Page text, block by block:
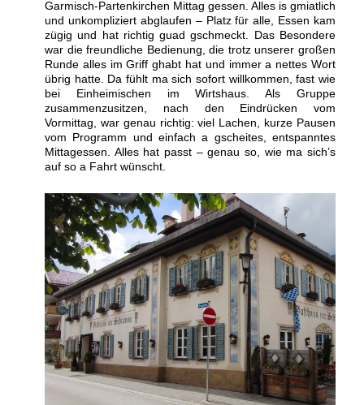
Garmisch-Partenkirchen Mittag gessen. Alles is gmiatlich
und unkompliziert abglaufen – Platz für alle, Essen kam
zügig und hat richtig guad gschmeckt. Das Besondere
war die freundliche Bedienung, die trotz unserer großen
Runde alles im Griff ghabt hat und immer a nettes Wort
übrig hatte. Da fühlt ma sich sofort willkommen, fast wie
bei Einheimischen im Wirtshaus. Als Gruppe
zusammenzusitzen, nach den Eindrücken vom
Vormittag, war genau richtig: viel Lachen, kurze Pausen
vom Programm und einfach a gscheites, entspanntes
Mittagessen. Alles hat passt – genau so, wie ma sich’s
auf so a Fahrt wünscht.